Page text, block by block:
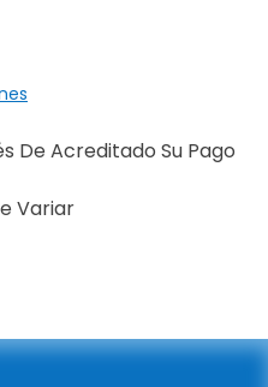
De Acreditado Su Pago
Variar